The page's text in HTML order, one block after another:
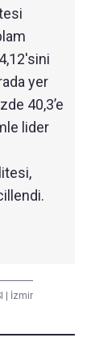
yer
40,3’e
lider
| İzmir